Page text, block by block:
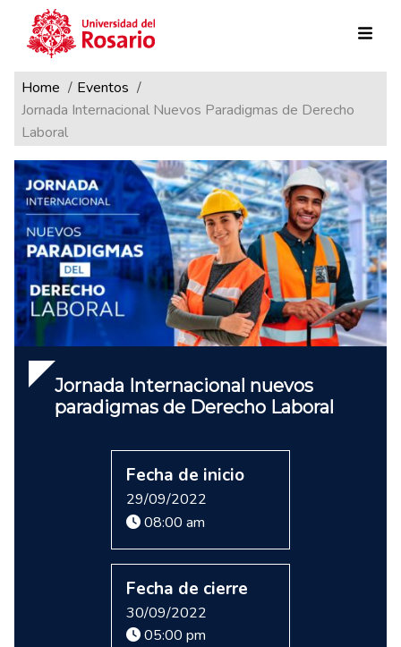
Pasar al contenido principal
Ruta de navegación
Home
Eventos
Jornada Internacional Nuevos Paradigmas de Derecho
Laboral
Jornada Internacional nuevos
paradigmas de Derecho Laboral
Fecha de inicio
29/09/2022
08:00 am
Fecha de cierre
30/09/2022
05:00 pm